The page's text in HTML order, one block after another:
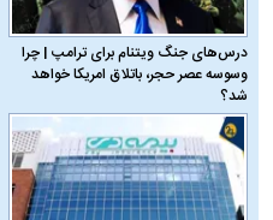
درس‌های جنگ ویتنام برای ترامپ | چرا
وسوسه عصر حجر، باتلاق امریکا خواهد
شد؟